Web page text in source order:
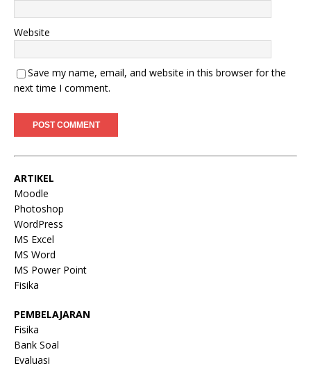
Website
Save my name, email, and website in this browser for the
next time I comment.
ARTIKEL
Moodle
Photoshop
WordPress
MS Excel
MS Word
MS Power Point
Fisika
PEMBELAJARAN
Fisika
Bank Soal
Evaluasi